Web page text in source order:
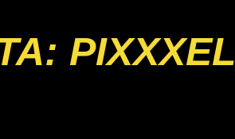
PIXXXEL